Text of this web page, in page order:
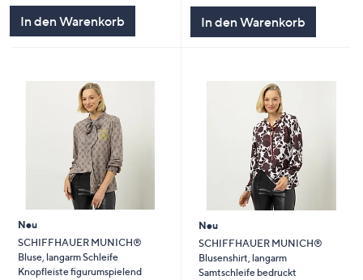
In den Warenkorb In den Warenkorb
Neu
SCHIFFHAUER MUNICH®
Bluse, langarm Schleife
Knopfleiste figurumspielend
Neu
SCHIFFHAUER MUNICH®
Blusenshirt, langarm
Samtschleife bedruckt